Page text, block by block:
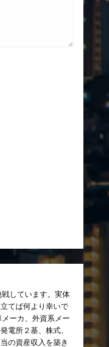
しています。実体
てば何より幸いで
ーカ、外資系メー
電所２基、株式、
の資産収入を築き